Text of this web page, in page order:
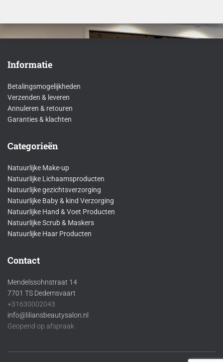
Informatie
Betalingsmogelijkheden
Verzenden & leveren
Annuleren & retouren
Garanties & klachten
Categorieën
Natuurlijke Make-up
Natuurlijke Lichaamsproducten
Natuurlijke gezichtsverzorging
Natuurlijke Baby & kind Verzorging
Natuurlijke Hand & Voet Producten
Natuurlijke Scrub & Maskers
Natuurlijke Haar Producten
Contact
Mendelssohnstraat 14
7701 TS Dedemsvaart
+31630002043
info@liliansbeautysalon.nl
Geopend op afspraak